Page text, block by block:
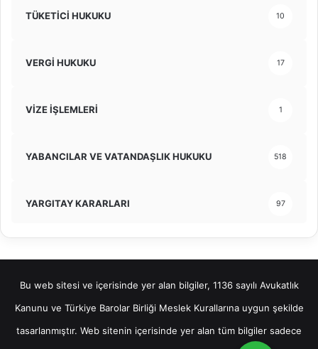
TÜKETİCİ HUKUKU 10
VERGİ HUKUKU 17
VİZE İŞLEMLERİ 1
YABANCILAR VE VATANDAŞLIK HUKUKU 518
YARGITAY KARARLARI 97
Bu web sitesi ve içerisinde yer alan bilgiler, 1136 sayılı Avukatlık
Kanunu ve Türkiye Barolar Birliği Meslek Kurallarına uygun şekilde
tasarlanmıştır. Web sitenin içerisinde yer alan tüm bilgiler sadece